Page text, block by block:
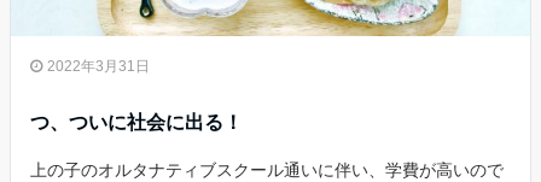
2022年3月31日
つ、ついに社会に出る！
上の子のオルタナティブスクール通いに伴い、学費が高いので